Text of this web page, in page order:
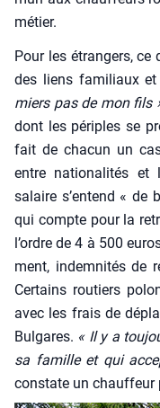
métier.
Pour les étran­gers, ce
des liens fami­liaux et
miers pas de mon fils
dont les périples se
fait de cha­cun un
entre natio­na­li­tés et
salaire s’en­tend « de
qui compte pour la
l’ordre de 4 à 500
ment, indem­ni­tés de
Cer­tains rou­tiers
avec les frais de
Bul­gares. « Il y a
sa famille et qui
constate un chauf­feur